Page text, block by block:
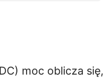
moc oblicza się,